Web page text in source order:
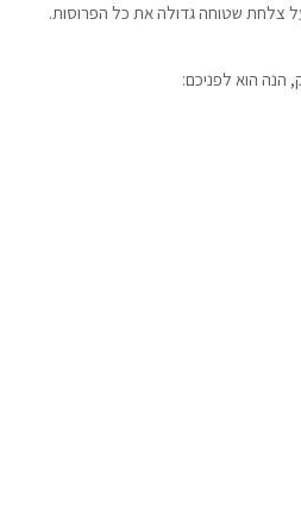
צלחת שטוחה גדולה את כל הפרוסות.
הנה הוא לפניכם: